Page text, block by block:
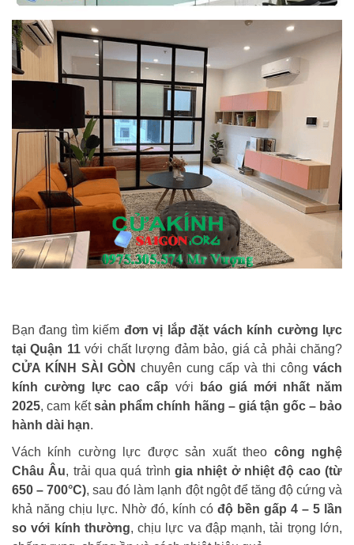
Bạn đang tìm kiếm đơn vị lắp đặt vách kính cường lực
tại Quận 11với chất lượng đảm bảo, giá cả phải chăng?
CỬA KÍNH SÀI GÒN chuyên cung cấp và thi công vách
kính cường lực cao cấp với
báo giá mới nhất năm
2025, cam kếtsản phẩm chính hãng – giá tận gốc – bảo
hành dài hạn.
Vách kính cường lực được sản xuất theo công nghệ
Châu Âu, trải qua quá trìnhgia nhiệt ở nhiệt độ cao (từ
650 – 700°C), sau đó làm lạnh đột ngột để tăng độ cứng và
khả năng chịu lực. Nhờ đó, kính có độ bền gấp 4 – 5 lần
so với kính thường, chịu lực va đập mạnh, tải trọng lớn,